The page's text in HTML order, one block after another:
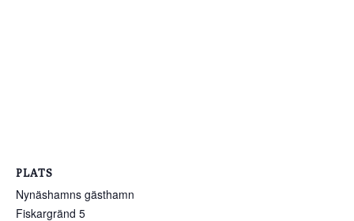
PLATS
Nynäshamns gästhamn
Fiskargränd 5